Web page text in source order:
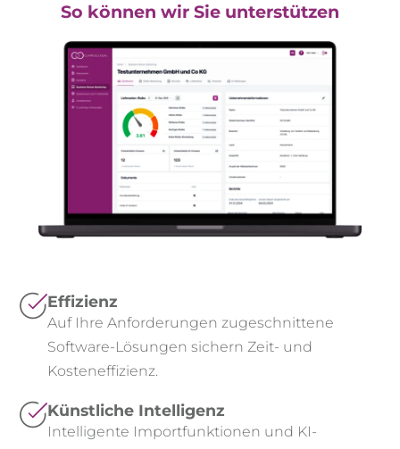
So können wir Sie unterstützen
Effizienz
Auf Ihre Anforderungen zugeschnittene
Software-Lösungen sichern Zeit- und
Kosteneffizienz.​
Künstliche Intelligenz
Intelligente Importfunktionen und KI-